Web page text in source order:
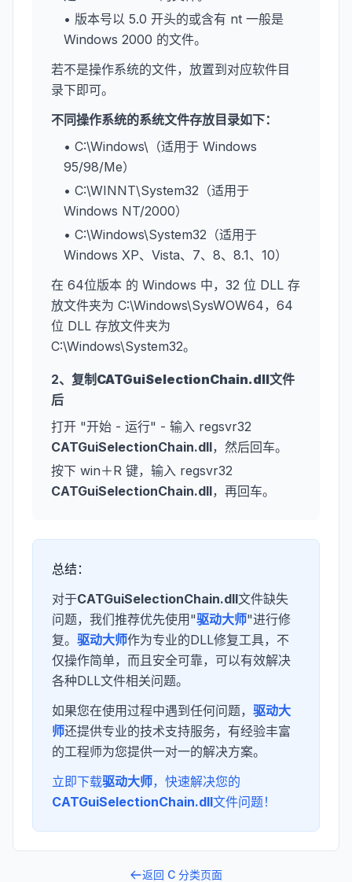
• 版本号以 5.0 开头的或含有 nt 一般是
Windows 2000 的文件。
若不是操作系统的文件，放置到对应软件目
录下即可。
不同操作系统的系统文件存放目录如下：
• C:\Windows\（适用于 Windows
95/98/Me）
• C:\WINNT\System32（适用于
Windows NT/2000）
• C:\Windows\System32（适用于
Windows XP、Vista、7、8、8.1、10）
在 64位版本 的 Windows 中，32 位 DLL 存
放文件夹为 C:\Windows\SysWOW64，64
位 DLL 存放文件夹为
C:\Windows\System32。
2、复制 CATGuiSelectionChain.dll文件
后
打开 "开始 - 运行" - 输入 regsvr32
CATGuiSelectionChain.dll，然后回车。
按下 win＋R 键，输入 regsvr32
CATGuiSelectionChain.dll，再回车。
总结：
对于CATGuiSelectionChain.dll文件缺失
问题，我们推荐优先使用"驱动大师"进行修
复。 驱动大师作为专业的DLL修复工具，不
仅操作简单，而且安全可靠，可以有效解决
各种DLL文件相关问题。
如果您在使用过程中遇到任何问题， 驱动大
师还提供专业的技术支持服务，有经验丰富
的工程师为您提供一对一的解决方案。
立即下载驱动大师，快速解决您的
CATGuiSelectionChain.dll文件问题！
返回 C 分类页面